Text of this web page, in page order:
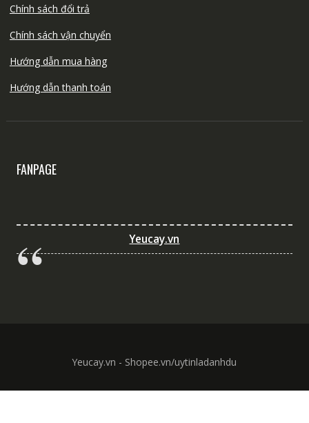
Chính sách đổi trả
Chính sách vận chuyển
Hướng dẫn mua hàng
Hướng dẫn thanh toán
FANPAGE
Yeucay.vn
Yeucay.vn - Shopee.vn/uytinladanhdu